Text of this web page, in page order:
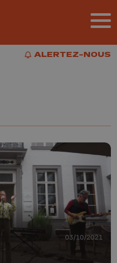
ALERTEZ-NOUS
ALERTEZ-NOUS
03/10/2021